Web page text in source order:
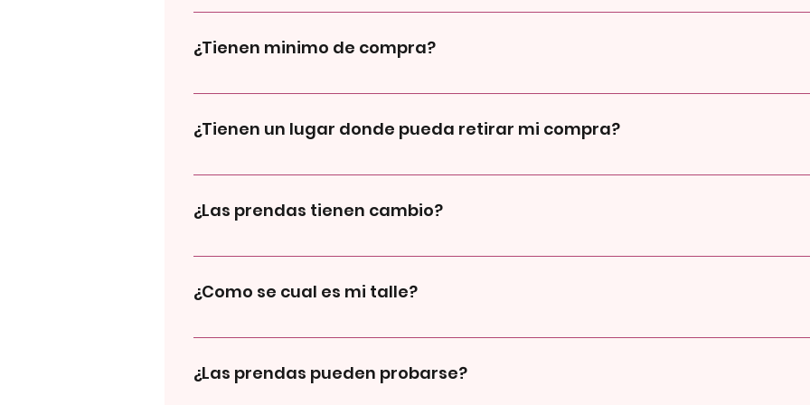
Hacemos envios a todo el pais por Agencia central DAC!
¿Tienen minimo de compra?
Para compras por menor no tenemos minimo! Para compras por mayor si!
¿Tienen un lugar donde pueda retirar mi compra?
Sii Los retiros en nuestro pick up son con previa coordinación, cuando finalizas tu compra,
Blanqueada (casi Av Italia y Propios) En caso de que no puedas asistir por que te surgio un
¿Las prendas tienen cambio?
Nuestras prendas no tienen cambio ni pueden probarse, al comprar te garantizamos que nadie
¿Como se cual es mi talle?
En la descripcion de cada prenda vas a encontrar las medidas de nuestro producto, solo tenes
¿Las prendas pueden probarse?